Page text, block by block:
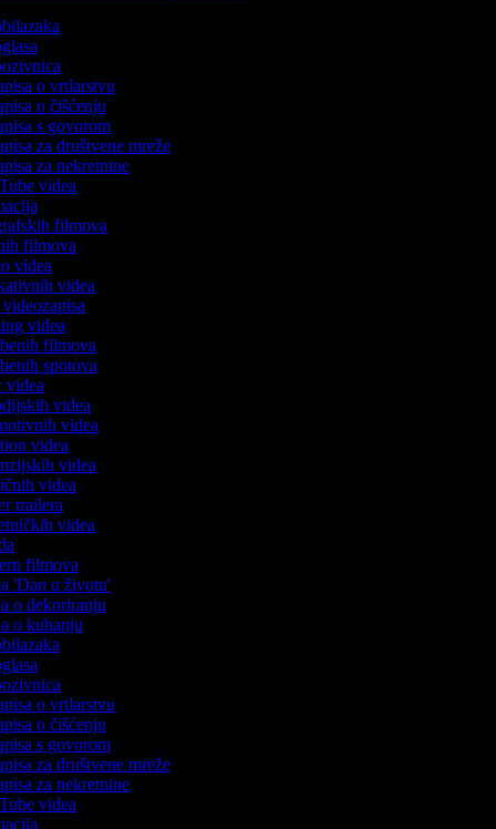
o vrtlarstvu
o čišćenju
s govorom
za društvene mreže
za nekretnine
videa
filmova
filmova
videa
videa
videa
filmova
spotova
videa
videa
videa
videa
videa
videa
trailera
videa
filmova
'Dan u životu'
o dekoriranju
o kuhanju
o vrtlarstvu
o čišćenju
s govorom
za društvene mreže
za nekretnine
videa